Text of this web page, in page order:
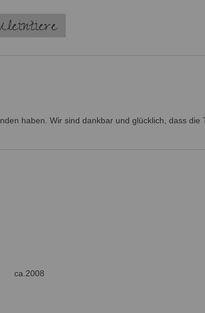
haben. Wir sind dankbar und glücklich, dass die
ca.2008